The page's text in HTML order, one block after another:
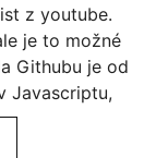
z youtube.
je to možné
Githubu je od
Javascriptu,